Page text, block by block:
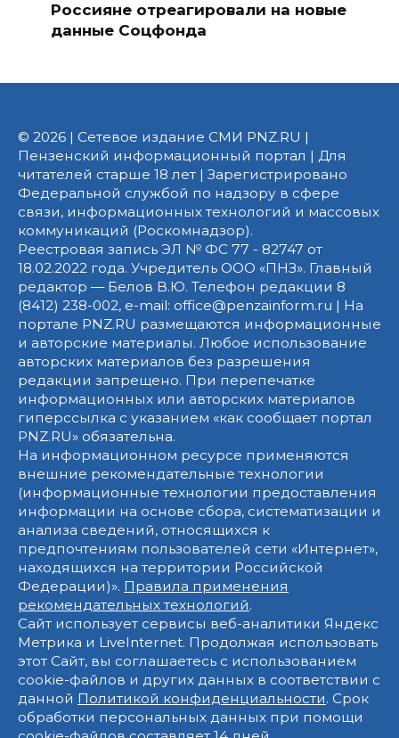
Россияне отреагировали на новые
данные Соцфонда
© 2026 | Сетевое издание СМИ PNZ.RU |
Пензенский информационный портал | Для
читателей старше 18 лет | Зарегистрировано
Федеральной службой по надзору в сфере
связи, информационных технологий и массовых
коммуникаций (Роскомнадзор).
Реестровая запись ЭЛ № ФС 77 - 82747 от
18.02.2022 года. Учредитель ООО «ПНЗ». Главный
редактор — Белов В.Ю. Телефон редакции 8
(8412) 238-002, e-mail: office@penzainform.ru | На
портале PNZ.RU размещаются информационные
и авторские материалы. Любое использование
авторских материалов без разрешения
редакции запрещено. При перепечатке
информационных или авторских материалов
гиперссылка с указанием «как сообщает портал
PNZ.RU» обязательна.
На информационном ресурсе применяются
внешние рекомендательные технологии
(информационные технологии предоставления
информации на основе сбора, систематизации и
анализа сведений, относящихся к
предпочтениям пользователей сети «Интернет»,
находящихся на территории Российской
Федерации)». Правила применения
рекомендательных технологий.
Сайт использует сервисы веб-аналитики Яндекс
Метрика и LiveInternet. Продолжая использовать
этот Сайт, вы соглашаетесь с использованием
cookie-файлов и других данных в соответствии с
данной Политикой конфиденциальности. Срок
обработки персональных данных при помощи